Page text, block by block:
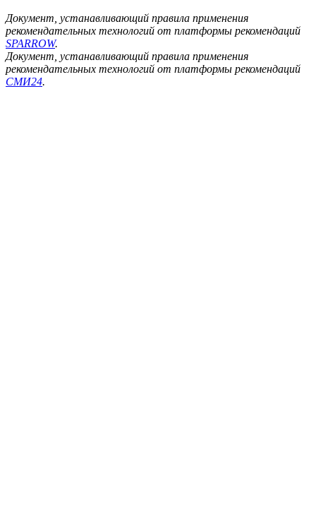
Документ, устанавливающий правила применения
рекомендательных технологий от платформы рекомендаций
SPARROW.
Документ, устанавливающий правила применения
рекомендательных технологий от платформы рекомендаций
СМИ24.